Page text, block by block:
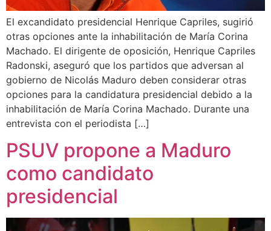
El excandidato presidencial Henrique Capriles, sugirió
otras opciones ante la inhabilitación de María Corina
Machado. El dirigente de oposición, Henrique Capriles
Radonski, aseguró que los partidos que adversan al
gobierno de Nicolás Maduro deben considerar otras
opciones para la candidatura presidencial debido a la
inhabilitación de María Corina Machado. Durante una
entrevista con el periodista […]
PSUV propone a Maduro
como candidato
presidencial